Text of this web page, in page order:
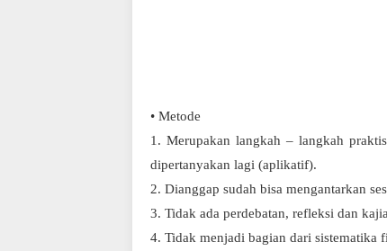
• Metode
1. Merupakan langkah – langkah
dipertanyakan lagi (aplikatif).
2. Dianggap sudah bisa mengantarkan
3. Tidak ada perdebatan, refleksi dan
4. Tidak menjadi bagian dari sistematika